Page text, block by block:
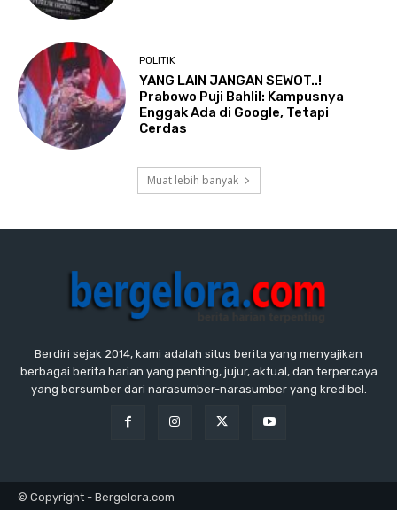
POLITIK
YANG LAIN JANGAN SEWOT..!
Prabowo Puji Bahlil: Kampusnya
Enggak Ada di Google, Tetapi
Cerdas
Muat lebih banyak
Berdiri sejak 2014, kami adalah situs berita yang menyajikan
berbagai berita harian yang penting, jujur, aktual, dan terpercaya
yang bersumber dari narasumber-narasumber yang kredibel.
© Copyright - Bergelora.com